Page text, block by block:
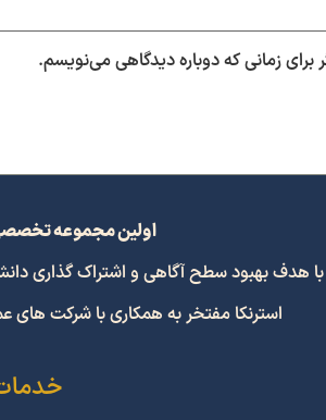
زمانی که دوباره دیدگاهی می‌نویسم.
اولین مجموعه
بهبود سطح آگاهی و اشتراک گذاری دانش در جامعه
استرنکا مفتخر به همکاری با شرکت های